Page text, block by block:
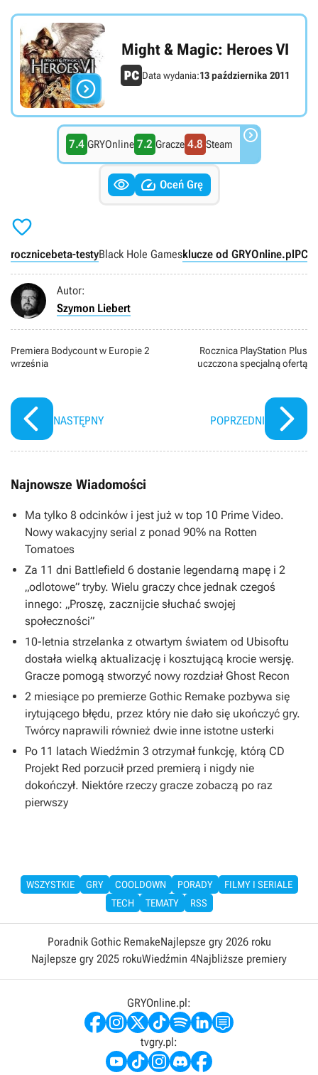

Might & Magic: Heroes VI
Data wydania:13 października 2011
7.4 GRYOnline 7.2 Gracze 4.8 Steam 
  Oceń Grę

rocznicebeta-testyBlack Hole Gamesklucze od GRYOnline.plPC
Autor:
Szymon Liebert
Premiera Bodycount w Europie 2
września
NASTĘPNY
Rocznica PlayStation Plus
uczczona specjalną ofertą
POPRZEDNI
Najnowsze Wiadomości
Ma tylko 8 odcinków i jest już w top 10 Prime Video.
Nowy wakacyjny serial z ponad 90% na Rotten
Tomatoes
Za 11 dni Battlefield 6 dostanie legendarną mapę i 2
„odlotowe” tryby. Wielu graczy chce jednak czegoś
innego: „Proszę, zacznijcie słuchać swojej
społeczności”
10-letnia strzelanka z otwartym światem od Ubisoftu
dostała wielką aktualizację i kosztującą krocie wersję.
Gracze pomogą stworzyć nowy rozdział Ghost Recon
2 miesiące po premierze Gothic Remake pozbywa się
irytującego błędu, przez który nie dało się ukończyć gry.
Twórcy naprawili również dwie inne istotne usterki
Po 11 latach Wiedźmin 3 otrzymał funkcję, którą CD
Projekt Red porzucił przed premierą i nigdy nie
dokończył. Niektóre rzeczy gracze zobaczą po raz
pierwszy
WSZYSTKIE GRY COOLDOWN PORADY
FILMY I SERIALE
TECH
TEMATY RSS
Poradnik Gothic RemakeNajlepsze gry 2026 roku
Najlepsze gry 2025 rokuWiedźmin 4Najbliższe premiery
GRYOnline.pl:
tvgry.pl: